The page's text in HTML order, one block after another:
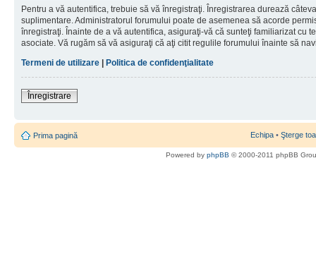
Pentru a vă autentifica, trebuie să vă înregistraţi. Înregistrarea durează
suplimentare. Administratorul forumului poate de asemenea să acorde
înregistraţi. Înainte de a vă autentifica, asiguraţi-vă că sunteţi familiarizat cu
asociate. Vă rugăm să vă asiguraţi că aţi citit regulile forumului înainte să
Termeni de utilizare | Politica de confidenţialitate
Înregistrare
Prima pagină Echipa • Şterge
Powered by phpBB © 2000-2011 phpBB